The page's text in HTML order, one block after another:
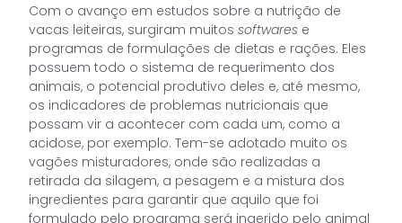
Com o avanço em estudos sobre a nutrição de
vacas leiteiras, surgiram muitos softwares e
programas de formulações de dietas e rações. Eles
possuem todo o sistema de requerimento dos
animais, o potencial produtivo deles e, até mesmo,
os indicadores de problemas nutricionais que
possam vir a acontecer com cada um, como a
acidose, por exemplo. Tem-se adotado muito os
vagões misturadores, onde são realizadas a
retirada da silagem, a pesagem e a mistura dos
ingredientes para garantir que aquilo que foi
formulado pelo programa será ingerido pelo animal